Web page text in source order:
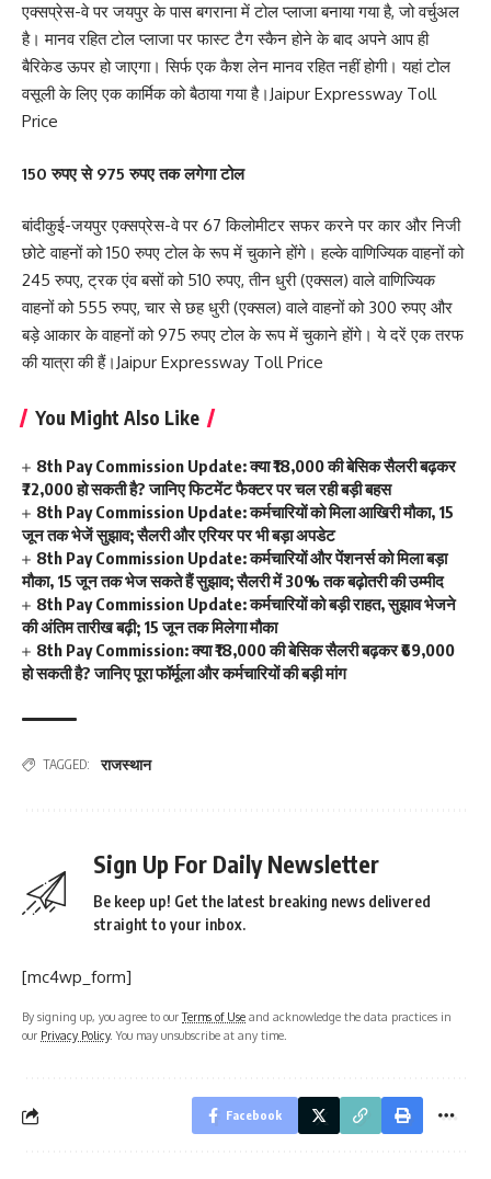
एक्सप्रेस-वे पर जयपुर के पास बगराना में टोल प्लाजा बनाया गया है, जो वर्चुअल
है। मानव रहित टोल प्लाजा पर फास्ट टैग स्कैन होने के बाद अपने आप ही
बैरिकेड ऊपर हो जाएगा। सिर्फ एक कैश लेन मानव रहित नहीं होगी। यहां टोल
वसूली के लिए एक कार्मिक को बैठाया गया है।Jaipur Expressway Toll
Price
150 रुपए से 975 रुपए तक लगेगा टोल
बांदीकुई-जयपुर एक्सप्रेस-वे पर 67 किलोमीटर सफर करने पर कार और निजी
छोटे वाहनों को 150 रुपए टोल के रूप में चुकाने होंगे। हल्के वाणिज्यिक वाहनों को
245 रुपए, ट्रक एंव बसों को 510 रुपए, तीन धुरी (एक्सल) वाले वाणिज्यिक
वाहनों को 555 रुपए, चार से छह धुरी (एक्सल) वाले वाहनों को 300 रुपए और
बड़े आकार के वाहनों को 975 रुपए टोल के रूप में चुकाने होंगे। ये दरें एक तरफ
की यात्रा की हैं।Jaipur Expressway Toll Price
You Might Also Like
8th Pay Commission Update: क्या ₹18,000 की बेसिक सैलरी बढ़कर
₹72,000 हो सकती है? जानिए फिटमेंट फैक्टर पर चल रही बड़ी बहस
8th Pay Commission Update: कर्मचारियों को मिला आखिरी मौका, 15
जून तक भेजें सुझाव; सैलरी और एरियर पर भी बड़ा अपडेट
8th Pay Commission Update: कर्मचारियों और पेंशनर्स को मिला बड़ा
मौका, 15 जून तक भेज सकते हैं सुझाव; सैलरी में 30% तक बढ़ोतरी की उम्मीद
8th Pay Commission Update: कर्मचारियों को बड़ी राहत, सुझाव भेजने
की अंतिम तारीख बढ़ी; 15 जून तक मिलेगा मौका
8th Pay Commission: क्या ₹18,000 की बेसिक सैलरी बढ़कर ₹69,000
हो सकती है? जानिए पूरा फॉर्मूला और कर्मचारियों की बड़ी मांग
TAGGED: राजस्थान
Sign Up For Daily Newsletter
Be keep up! Get the latest breaking news delivered
straight to your inbox.
[mc4wp_form]
By signing up, you agree to ourTerms of Use and acknowledge the data practices in
our Privacy Policy. You may unsubscribe at any time.
Facebook